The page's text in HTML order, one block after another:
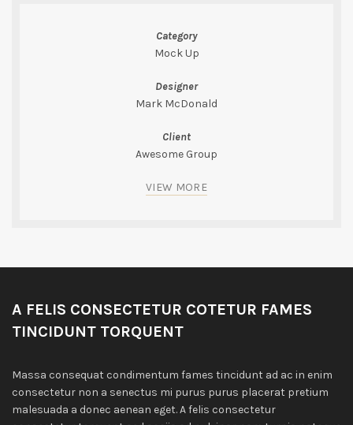
Category
Mock Up
Designer
Mark McDonald
Client
Awesome Group
VIEW MORE
A FELIS CONSECTETUR COTETUR FAMES
TINCIDUNT TORQUENT
Massa consequat condimentum fames tincidunt ad ac in enim
consectetur non a senectus mi purus purus placerat pretium
malesuada a donec aenean eget. A felis consectetur